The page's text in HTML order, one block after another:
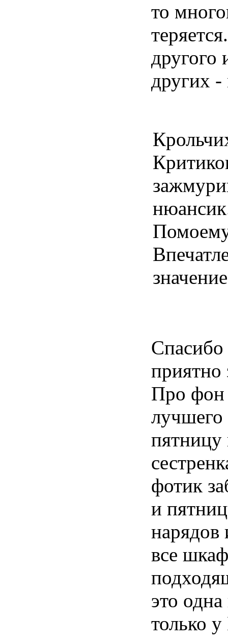
то
другого
других -
Спасибо
приятно
Про фон
лучшего
пятницу
фотик
и
нарядов
все
это
только